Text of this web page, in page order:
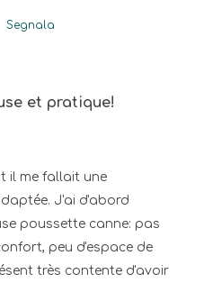
Segnala
et pratique!
il me fallait une
J'ai d'abord
poussette canne: pas
peu d'espace de
très contente d'avoir